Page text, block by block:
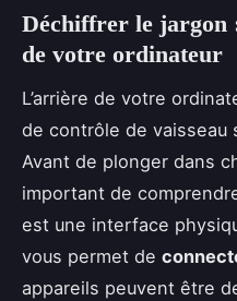
Déchiffrer le jargon
de votre ordinateur
L’arrière de votre
de contrôle de vaisseau
Avant de plonger dans
important de
est une interface
vous permet de
appareils peuvent être